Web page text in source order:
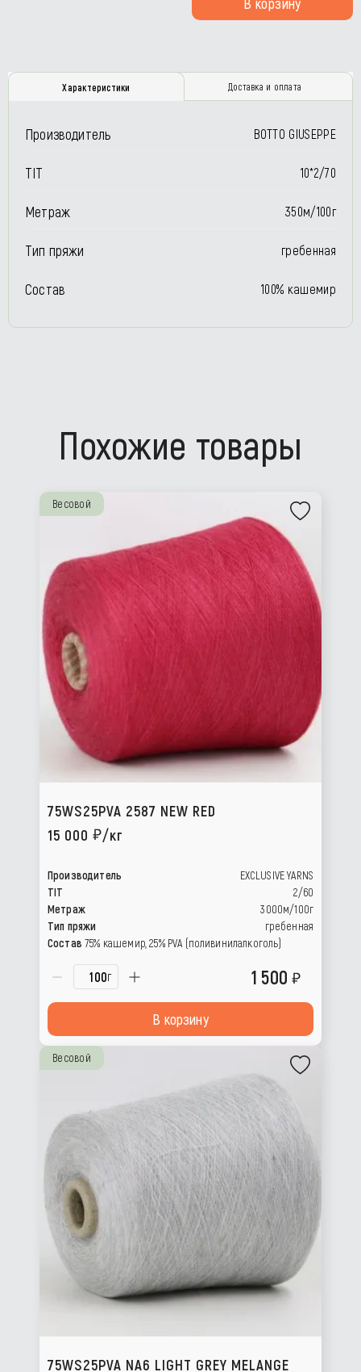
Характеристики Доставка и оплата
Производитель BOTTO GIUSEPPE
TIT 10*2/70
Метраж 350м/100г
Тип пряжи гребенная
Состав 100% кашемир
Похожие товары
Весовой
75WS25PVA 2587 NEW RED
15 000
/кг
Производитель
EXCLUSIVE YARNS
TIT
2/60
Метраж
3000м/100г
Тип пряжи
гребенная
Состав 75% кашемир, 25% РVА (поливинилалкоголь)
г 1 500
В корзину
Весовой
75WS25PVA NA6 LIGHT GREY MELANGE